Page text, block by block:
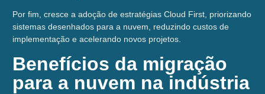
Por fim, cresce a adoção de estratégias Cloud First, priorizando
sistemas desenhados para a nuvem, reduzindo custos de
implementação e acelerando novos projetos.
Benefícios da migração
para a nuvem na indústria